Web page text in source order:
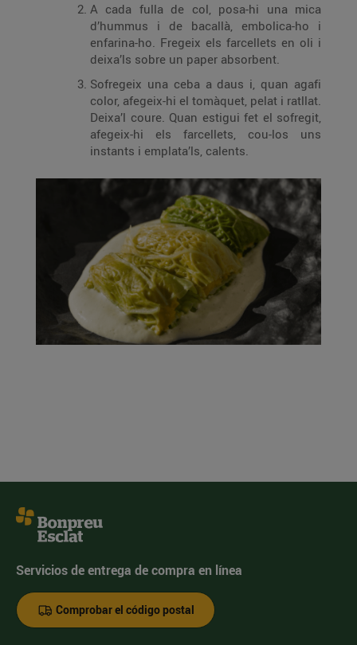
A cada fulla de col, posa-hi una mica
d’hummus i de bacallà, embolica-ho i
enfarina-ho. Fregeix els farcellets en oli i
deixa’ls sobre un paper absorbent.
Sofregeix una ceba a daus i, quan agafi
color, afegeix-hi el tomàquet, pelat i ratllat.
Deixa’l coure. Quan estigui fet el sofregit,
afegeix-hi els farcellets, cou-los uns
instants i emplata’ls, calents.
Servicios de entrega de compra en línea
Comprobar el código postal